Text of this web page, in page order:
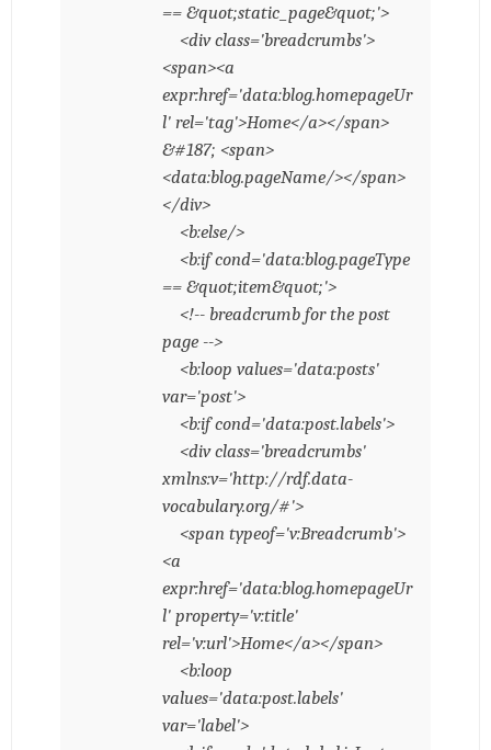
== &quot;static_page&quot;'>
<div class='breadcrumbs'>
<span><a
expr:href='data:blog.homepageUr
l' rel='tag'>Home</a></span>
&#187; <span>
<data:blog.pageName/></span>
</div>
<b:else/>
<b:if cond='data:blog.pageType
== &quot;item&quot;'>
<!-- breadcrumb for the post
page -->
<b:loop values='data:posts'
var='post'>
<b:if cond='data:post.labels'>
<div class='breadcrumbs'
xmlns:v='http://rdf.data-
vocabulary.org/#'>
<span typeof='v:Breadcrumb'>
<a
expr:href='data:blog.homepageUr
l' property='v:title'
rel='v:url'>Home</a></span>
<b:loop
values='data:post.labels'
var='label'>